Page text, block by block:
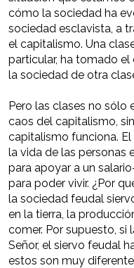
cómo la sociedad ha
sociedad esclavista, a
el capitalismo. Una
particular, ha tomado
la sociedad de otra
Pero las clases no
caos del capitalismo,
capitalismo funciona.
la vida de las personas
para apoyar a un
para poder vivir. ¿Por
la sociedad feudal
en la tierra, la
comer. Por supuesto, si
Señor, el siervo feudal
estos son muy